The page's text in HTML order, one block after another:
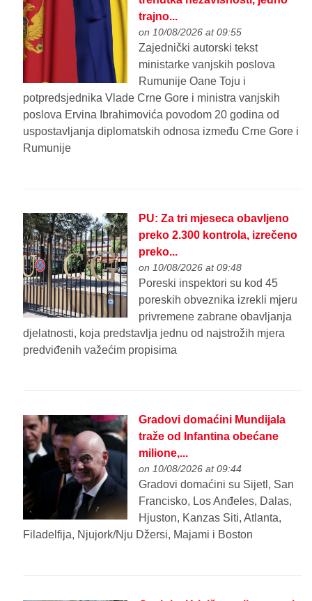
trajno...
on 10/08/2026 at 09:55
Zajednički autorski tekst
ministarke vanjskih poslova
Rumunije Oane Toju i
potpredsjednika Vlade Crne Gore i ministra vanjskih
poslova Ervina Ibrahimovića povodom 20 godina od
uspostavljanja diplomatskih odnosa između Crne Gore i
Rumunije
PU: Za tri mjeseca obavljeno
preko 2.300 kontrola, izrečeno
preko...
on 10/08/2026 at 09:48
Poreski inspektori su kod 45
poreskih obveznika izrekli mjeru
privremene zabrane obavljanja
djelatnosti, koja predstavlja jednu od najstrožih mjera
predviđenih važećim propisima
Gradovi domaćini Mundijala
traže od Infantina obećane
milione,...
on 10/08/2026 at 09:44
Gradovi domaćini su Sijetl, San
Francisko, Los Anđeles, Dalas,
Hjuston, Kanzas Siti, Atlanta,
Filadelfija, Njujork/Nju Džersi, Majami i Boston